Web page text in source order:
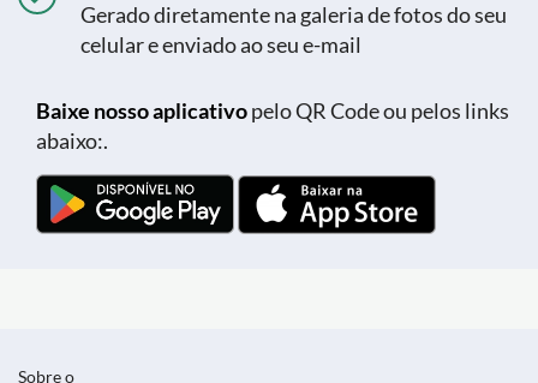
Gerado diretamente na galeria de fotos do seu
celular e enviado ao seu e-mail
Baixe nosso aplicativopelo QR Code ou pelos links
abaixo:.
Sobre o